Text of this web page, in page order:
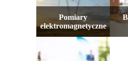
Pomiary
elektromagnetyczne